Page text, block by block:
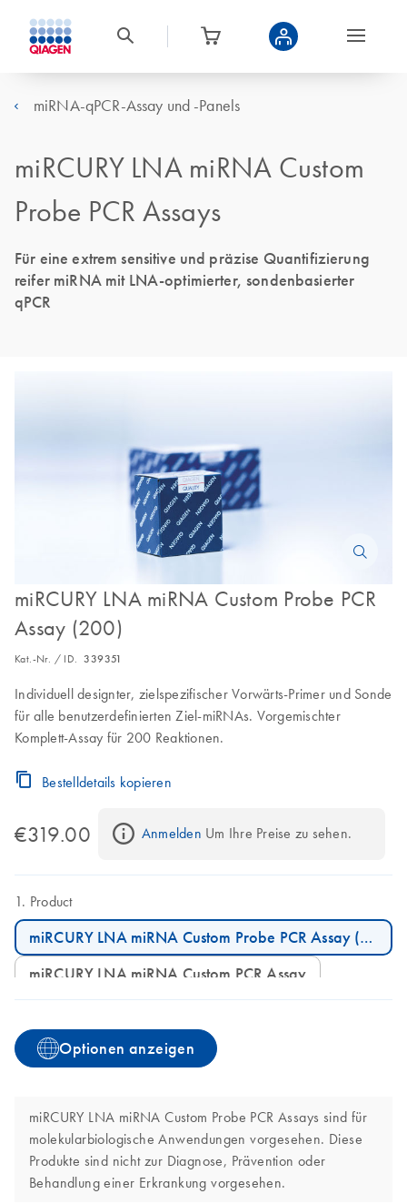
miRNA-qPCR-Assay und -Panels
miRCURY LNA miRNA Custom
Probe PCR Assays
Für eine extrem sensitive und präzise Quantifizierung
reifer miRNA mit LNA-optimierter, sondenbasierter
qPCR
miRCURY LNA miRNA Custom Probe PCR
Assay (200)
Kat.-Nr. / ID.339351
Individuell designter, zielspezifischer Vorwärts-Primer und Sonde
für alle benutzerdefinierten Ziel-miRNAs. Vorgemischter
Komplett-Assay für 200 Reaktionen.
Bestelldetails kopieren
€319.00 Anmelden Um Ihre Preise zu sehen.
Product
miRCURY LNA miRNA Custom Probe PCR Assay (200)
miRCURY LNA miRNA Custom PCR Assay
Optionen anzeigen
miRCURY LNA miRNA Custom Probe PCR Assays sind für
molekularbiologische Anwendungen vorgesehen. Diese
Produkte sind nicht zur Diagnose, Prävention oder
Behandlung einer Erkrankung vorgesehen.